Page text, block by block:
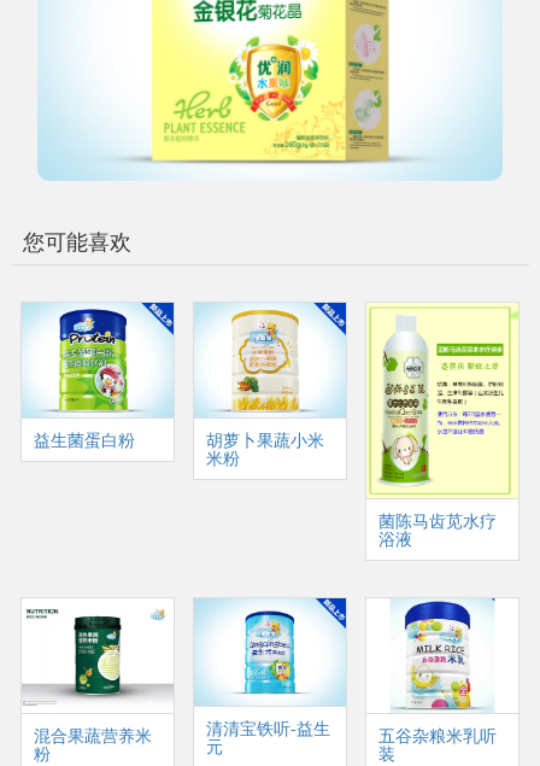
您可能喜欢
益生菌蛋白粉 胡萝卜果蔬小米
米粉
菌陈马齿苋水疗
浴液
混合果蔬营养米
粉
清清宝铁听-益生
元 五谷杂粮米乳听
装